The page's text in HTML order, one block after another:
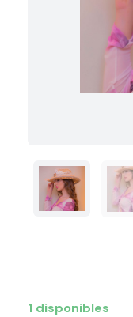
1 disponibles